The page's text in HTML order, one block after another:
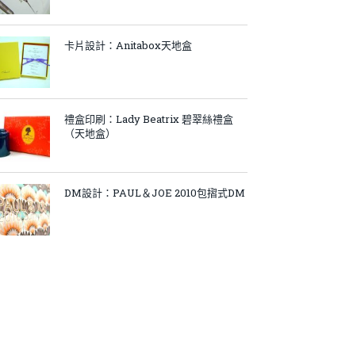
卡片設計：Anitabox天地盒
禮盒印刷：Lady Beatrix 碧翠絲禮盒
（天地盒）
DM設計：PAUL＆JOE 2010包摺式DM